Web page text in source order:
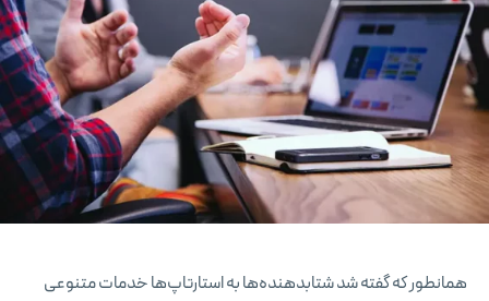
همانطور که گفته شد شتابدهنده‌ها به استارتاپ‌ها خدمات متنوعی